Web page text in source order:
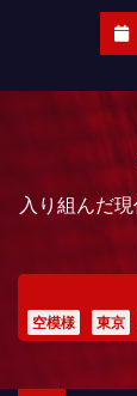
入り組んだ
空模様 東京